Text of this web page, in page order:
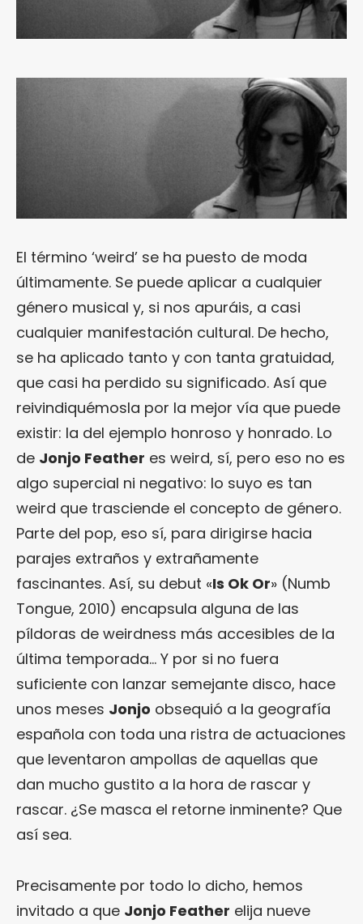
El término ‘weird’ se ha puesto de moda
últimamente. Se puede aplicar a cualquier
género musical y, si nos apuráis, a casi
cualquier manifestación cultural. De hecho,
se ha aplicado tanto y con tanta gratuidad,
que casi ha perdido su significado. Así que
reivindiquémosla por la mejor vía que puede
existir: la del ejemplo honroso y honrado. Lo
de Jonjo Feather es weird, sí, pero eso no es
algo supercial ni negativo: lo suyo es tan
weird que trasciende el concepto de género.
Parte del pop, eso sí, para dirigirse hacia
parajes extraños y extrañamente
fascinantes. Así, su debut «Is Ok Or» (Numb
Tongue, 2010) encapsula alguna de las
píldoras de weirdness más accesibles de la
última temporada… Y por si no fuera
suficiente con lanzar semejante disco, hace
unos meses Jonjo obsequió a la geografía
española con toda una ristra de actuaciones
que leventaron ampollas de aquellas que
dan mucho gustito a la hora de rascar y
rascar. ¿Se masca el retorne inminente? Que
así sea.
Precisamente por todo lo dicho, hemos
invitado a que Jonjo Feather elija nueve